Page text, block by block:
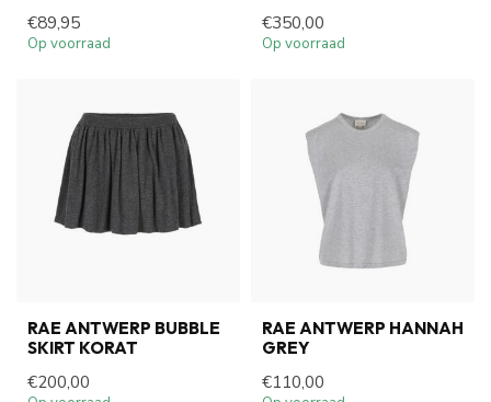
€89,95
Op voorraad
€350,00
Op voorraad
RAE ANTWERP BUBBLE
SKIRT KORAT
€200,00
RAE ANTWERP HANNAH
GREY
€110,00